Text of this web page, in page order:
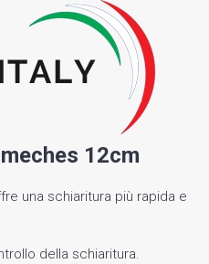
12cm
una schiaritura più rapida e
della schiaritura.